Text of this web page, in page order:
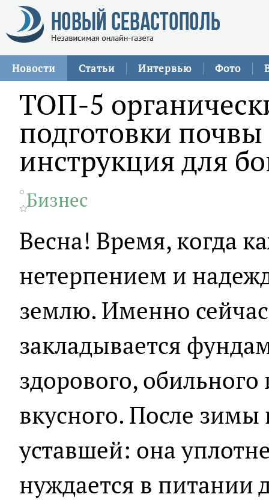
Новости Статьи Интервью Фото
ТОП-5
подготовки
инструкция для
Бизнес
Весна! Время, когда
нетерпением и
землю. Именно
закладывается
здорового,
вкусного. После зимы
уставшей: она
нуждается в питании